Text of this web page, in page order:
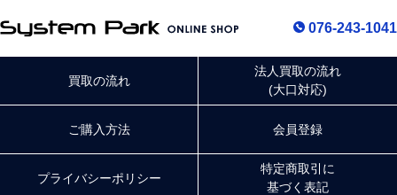
076-243-1041
買取の流れ
法人買取の流れ
(大口対応)
ご購入方法 会員登録
プライバシーポリシー
特定商取引に
基づく表記